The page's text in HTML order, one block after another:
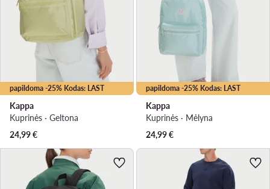
papildoma -25% Kodas: LAST
Kappa
Kuprinės · Geltona
24,99€
papildoma -25% Kodas: LAST
Kappa
Kuprinės · Mėlyna
24,99€